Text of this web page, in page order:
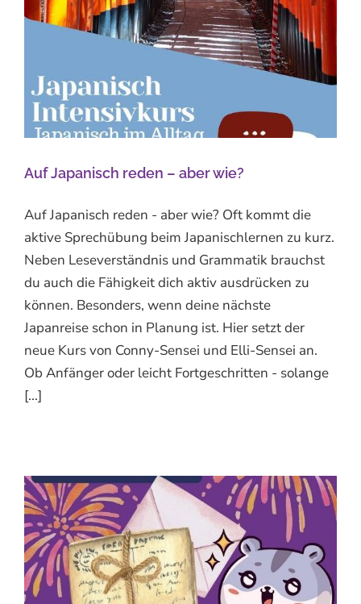
Auf Japanisch reden – aber wie?
Auf Japanisch reden - aber wie? Oft kommt die
aktive Sprechübung beim Japanischlernen zu kurz.
Neben Leseverständnis und Grammatik brauchst
du auch die Fähigkeit dich aktiv ausdrücken zu
können. Besonders, wenn deine nächste
Japanreise schon in Planung ist. Hier setzt der
neue Kurs von Conny-Sensei und Elli-Sensei an.
Ob Anfänger oder leicht Fortgeschritten - solange
[...]